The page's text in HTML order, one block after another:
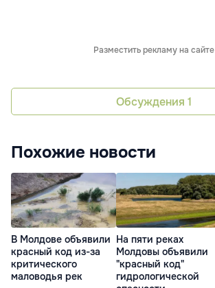
Разместить рекламу на сайте
Обсуждения 1
Похожие новости
В Молдове объявили
красный код из-за
критического
маловодья рек
На пяти реках
Молдовы объявили
"красный код"
гидрологической